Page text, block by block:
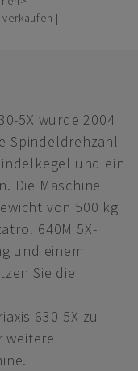
|
5X wurde 2004
Spindeldrehzahl
und ein
Die Maschine
von 500 kg
640M 5X-
und einem
Sie die
630-5X zu
weitere